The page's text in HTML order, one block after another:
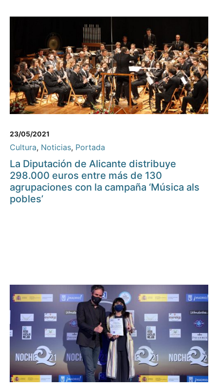
23/05/2021
Cultura, Noticias, Portada
La Diputación de Alicante distribuye
298.000 euros entre más de 130
agrupaciones con la campaña ‘Música als
pobles’